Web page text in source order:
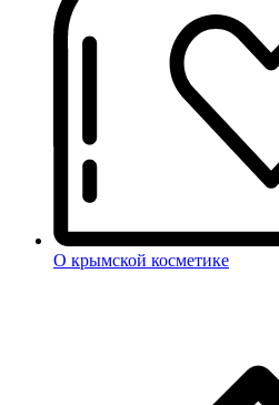
О крымской косметике